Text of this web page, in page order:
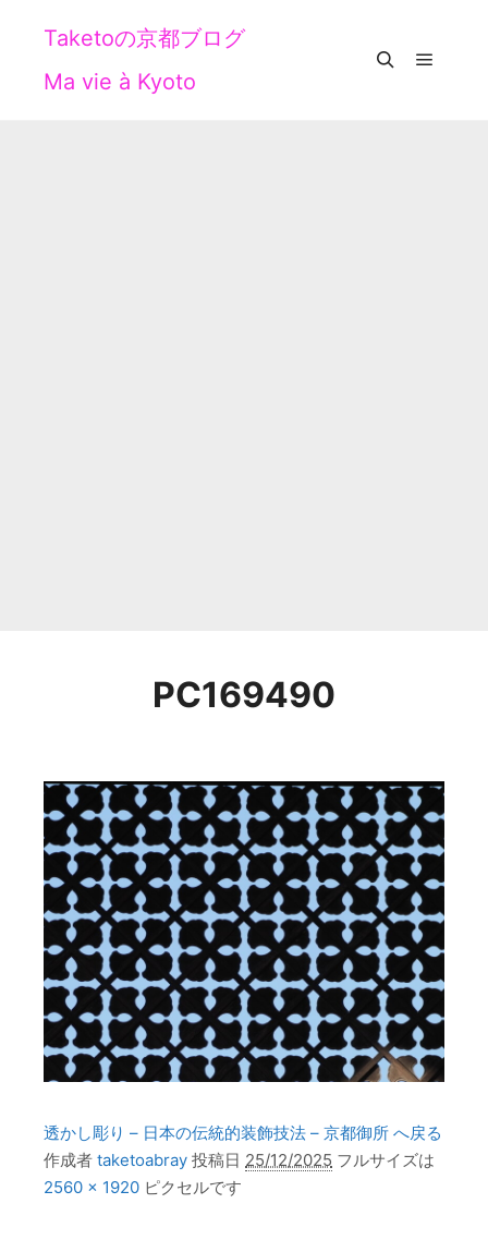
Taketoの京都ブログ
Ma vie à Kyoto
PC169490
透かし彫り – 日本の伝統的装飾技法 – 京都御所 へ戻る
作成者 taketoabray 投稿日 25/12/2025 フルサイズは
2560 × 1920 ピクセルです